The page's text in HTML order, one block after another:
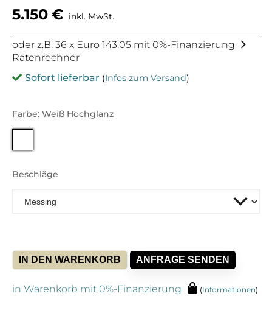
5.150 € inkl. MwSt.
oder z.B. 36 x Euro 143,05 mit 0%-Finanzierung
Ratenrechner
Sofort lieferbar (Infos zum Versand)
Farbe: Weiß Hochglanz
Beschläge
IN DEN WARENKORB ANFRAGE SENDEN
in Warenkorb mit 0%-Finanzierung (Informationen)